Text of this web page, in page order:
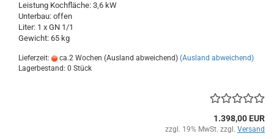
Leistung Kochfläche: 3,6 kW
Unterbau: offen
Liter: 1 x GN 1/1
Gewicht: 65 kg
Lieferzeit: ca.2 Wochen (Ausland abweichend) (Ausland abweichend)
Lagerbestand: 0 Stück
1.398,00 EUR
zzgl. 19% MwSt. zzgl. Versand